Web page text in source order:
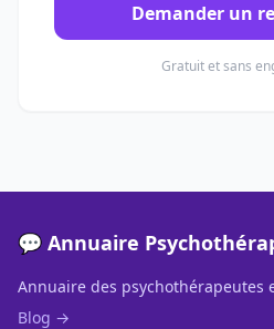
Demander un
Gratuit et sans
💬 Annuaire
Annuaire des psychothérapeutes
Blog →